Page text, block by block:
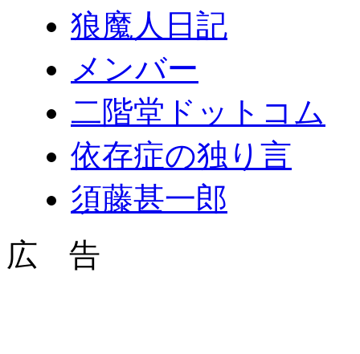
狼魔人日記
メンバー
二階堂ドットコム
依存症の独り言
須藤甚一郎
広 告